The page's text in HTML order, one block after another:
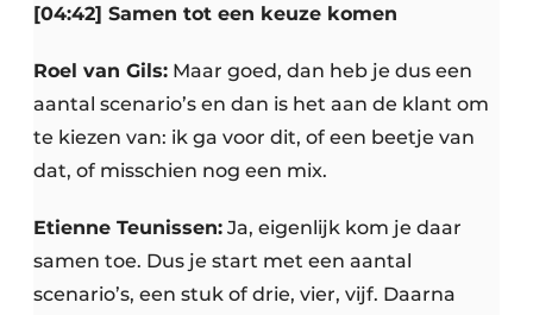
[04:42] Samen tot een keuze komen
Roel van Gils: Maar goed, dan heb je dus een
aantal scenario’s en dan is het aan de klant om
te kiezen van: ik ga voor dit, of een beetje van
dat, of misschien nog een mix.
Etienne Teunissen: Ja, eigenlijk kom je daar
samen toe. Dus je start met een aantal
scenario’s, een stuk of drie, vier, vijf. Daarna